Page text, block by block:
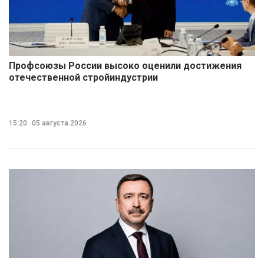
Профсоюзы России высоко оценили достижения
отечественной стройиндустрии
15:20 05 августа 2026